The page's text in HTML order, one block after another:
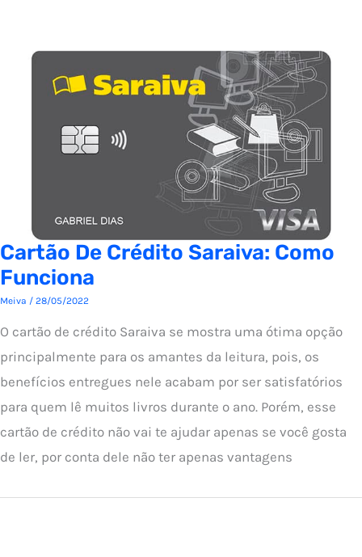
Cartão De Crédito Saraiva: Como
Funciona
Meiva / 28/05/2022
O cartão de crédito Saraiva se mostra uma ótima opção
principalmente para os amantes da leitura, pois, os
benefícios entregues nele acabam por ser satisfatórios
para quem lê muitos livros durante o ano. Porém, esse
cartão de crédito não vai te ajudar apenas se você gosta
de ler, por conta dele não ter apenas vantagens